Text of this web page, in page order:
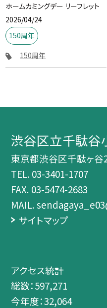
ホームカミングデー リーフレット
2026/04/24
150周年
150周年
渋谷区立千駄谷
東京都渋谷区千駄ヶ谷
TEL. 03-3401-1707
FAX. 03-5474-2683
MAIL.
サイトマップ
アクセス統計
総数：597,271
今年度：32,064